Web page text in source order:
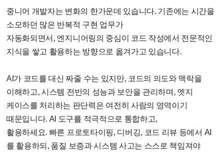
중니어 개발자는 변화의 한가운데 있습니다. 기존에는 시간을
소모하던 많은 반복적 구현 업무가
자동화되면서 , 엔지니어링의 중심이 코드 작성에서 전문적인
지식을 쌓고 활용하는 방향으로 옮겨가고 있습니다.
AI 가 코드를 대신 짜줄 수는 있지만, 코드의 의도와 맥락을
이해하고,시스템 전반의 성능과 보안을 관리하며 , 엣지
케이스를 처리하는 판단력은 여전히 사람의 영역이기
때문입니다. AI 도구를 적극적으로 통합하고,
활용하세요. 빠른 프로토타이핑, 디버깅, 코드 리뷰 등에서 AI
를 활용하되 , 품질 보증과 시스템 사고는 스스로 책임져야